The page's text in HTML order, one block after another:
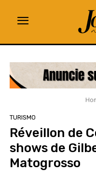
TURISMO
Réveillon de
shows de
Matogrosso